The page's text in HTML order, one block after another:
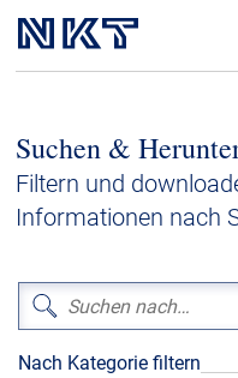
Hochspannung
Kabelservice
Niederspannung
Kabelgarnituren
Suchen &
Filtern und
Informationen nach
Nach Kategorie filtern